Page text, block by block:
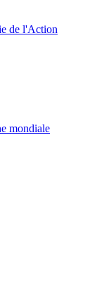
de l'Action
mondiale